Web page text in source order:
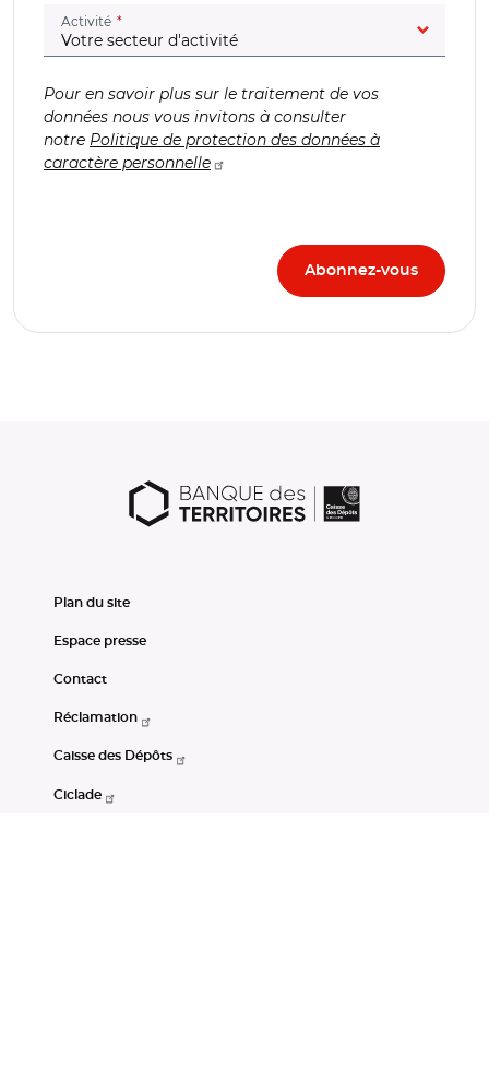
Activité (champ obligatoire)
Pour en savoir plus sur le traitement de vos
données nous vous invitons à consulter
notre Politique de protection des données à
caractère personnelle
Plan du site
Espace presse
Contact
Réclamation
Caisse des Dépôts
Ciclade